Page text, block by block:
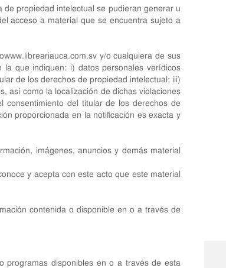
propiedad intelectual se pudieran generar u
acceso a material que se encuentra sujeto a
www.libreariauca.com.svy/o cualquiera de sus
la que indiquen: i) datos personales verídicos
de los derechos de propiedad intelectual; iii)
así como la localización de dichas violaciones
del titular de los derechos de
proporcionada en la notificación es exacta y
imágenes, anuncios y demás material
y acepta con este acto que este material
contenida o disponible en o a través de
programas disponibles en o a través de esta